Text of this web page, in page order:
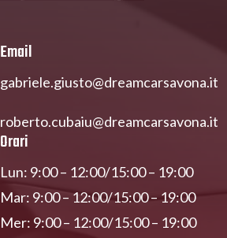
Email
gabriele.giusto@dreamcarsavona.it
roberto.cubaiu@dreamcarsavona.it
Orari
Lun: 9:00 – 12:00/15:00 – 19:00
Mar: 9:00 – 12:00/15:00 – 19:00
Mer: 9:00 – 12:00/15:00 – 19:00